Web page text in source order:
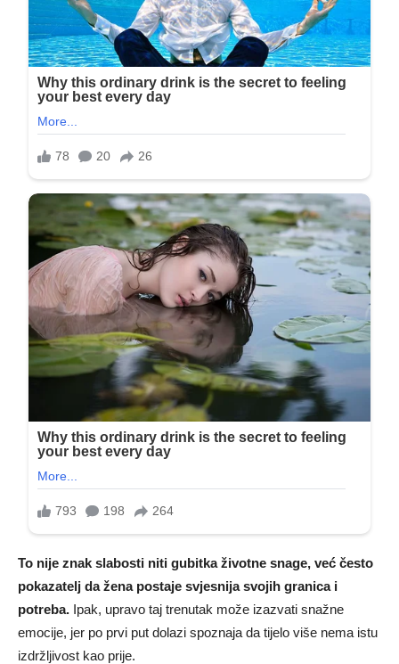
To nije znak slabosti niti gubitka životne snage, već često
pokazatelj da žena postaje svjesnija svojih granica i
potreba. Ipak, upravo taj trenutak može izazvati snažne
emocije, jer po prvi put dolazi spoznaja da tijelo više nema istu
izdržljivost kao prije.